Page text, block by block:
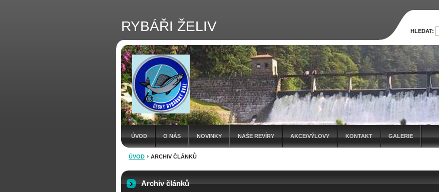
RYBÁŘI ŽELIV
ÚVOD O NÁS NOVINKY NAŠE REVÍRY AKCE/VÝLOVY KONTAKT GALERIE
ÚVOD ARCHIV ČLÁNKŮ
Archiv článků
HLEDAT: